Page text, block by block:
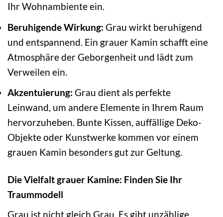
Ihr Wohnambiente ein.
Beruhigende Wirkung: Grau wirkt beruhigend
und entspannend. Ein grauer Kamin schafft eine
Atmosphäre der Geborgenheit und lädt zum
Verweilen ein.
Akzentuierung: Grau dient als perfekte
Leinwand, um andere Elemente in Ihrem Raum
hervorzuheben. Bunte Kissen, auffällige Deko-
Objekte oder Kunstwerke kommen vor einem
grauen Kamin besonders gut zur Geltung.
Die Vielfalt grauer Kamine: Finden Sie Ihr
Traummodell
Grau ist nicht gleich Grau. Es gibt unzählige